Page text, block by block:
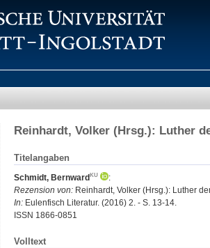
Reinhardt, Volker (Hrsg.): Luther
Titelangaben
Schmidt, Bernward
:
Rezension von: Reinhardt, Volker (Hrsg.): Luther
In: Eulenfisch Literatur. (2016) 2. - S. 13-14.
ISSN 1866-0851
Volltext